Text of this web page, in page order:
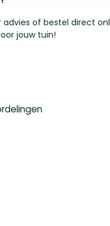
of bestel direct
jouw tuin!